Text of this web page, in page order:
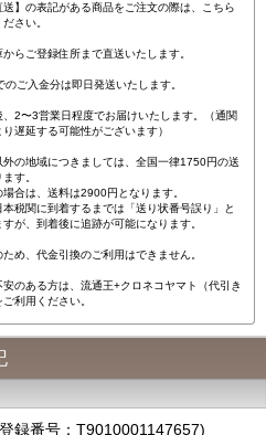
】の表記がある商品をご注文の際は、こちら
さい。
らご登録住所まで直送いたします。
ご入金分は即日発送いたします。
2〜3営業日程度でお届けいたします。（通関
遅延する可能性がございます）
の地域につきましては、全国一律1750円の送
す。
合は、送料は2900円となります。
税関に到着するまでは「送り状番号誤り」と
が、到着後に追跡が可能になります。
ため、代金引換のご利用はできません。
安のある方は、流通王+クロネコヤマト（代引き
利用ください。
録番号：T9010001147657)